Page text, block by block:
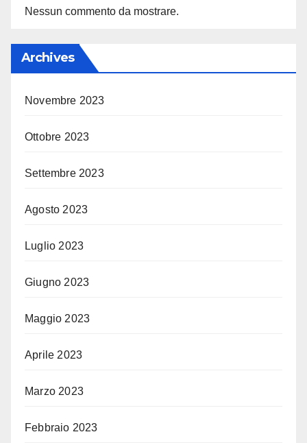
Nessun commento da mostrare.
Archives
Novembre 2023
Ottobre 2023
Settembre 2023
Agosto 2023
Luglio 2023
Giugno 2023
Maggio 2023
Aprile 2023
Marzo 2023
Febbraio 2023